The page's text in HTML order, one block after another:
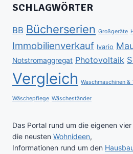
SCHLAGWÖRTER
BB Bücherserien Großgeräte
Immobilienverkauf Ivario
Notstromaggregat Photovoltaik
Vergleich Waschmaschinen &
Wäschepflege Wäscheständer
Das Portal rund um die eigenen
die neusten Wohnideen,
Informationen rund um den